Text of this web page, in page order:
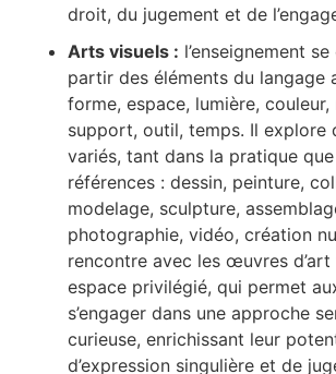
droit, du jugement et de
Arts visuels : l’enseignement
partir des éléments du langage
forme, espace, lumière,
support, outil, temps. Il explore
variés, tant dans la pratique
références : dessin, peinture,
modelage, sculpture,
photographie, vidéo, création
rencontre avec les œuvres
espace privilégié, qui permet
s’engager dans une approche
curieuse, enrichissant leur
d’expression singulière et de